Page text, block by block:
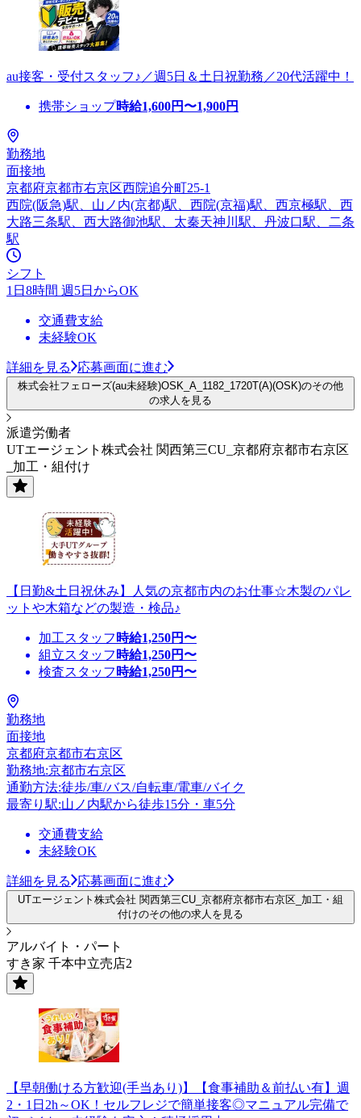
au接客・受付スタッフ♪／週5日＆土日祝勤務／20代活躍中！
携帯ショップ時給1,600円〜1,900円
勤務地
面接地
京都府京都市右京区西院追分町25-1
西院(阪急)駅、山ノ内(京都)駅、西院(京福)駅、西京極駅、西
大路三条駅、西大路御池駅、太秦天神川駅、丹波口駅、二条
駅
シフト
1日8時間 週5日からOK
交通費支給
未経験OK
詳細を見る 応募画面に進む
株式会社フェローズ(au未経験)OSK_A_1182_1720T(A)(OSK)のその他
の求人を見る
派遣労働者
UTエージェント株式会社 関西第三CU_京都府京都市右京区
_加工・組付け
【日勤&土日祝休み】人気の京都市内のお仕事☆木製のパレ
ットや木箱などの製造・検品♪
加工スタッフ 時給1,250円〜
組立スタッフ 時給1,250円〜
検査スタッフ 時給1,250円〜
勤務地
面接地
京都府京都市右京区
勤務地:京都市右京区
通勤方法:徒歩/車/バス/自転車/電車/バイク
最寄り駅:山ノ内駅から徒歩15分・車5分
交通費支給
未経験OK
詳細を見る 応募画面に進む
UTエージェント株式会社 関西第三CU_京都府京都市右京区_加工・組
付けのその他の求人を見る
アルバイト・パート
すき家 千本中立売店2
【早朝働ける方歓迎(手当あり)】【食事補助＆前払い有】週
2・1日2h～OK！セルフレジで簡単接客◎マニュアル完備で